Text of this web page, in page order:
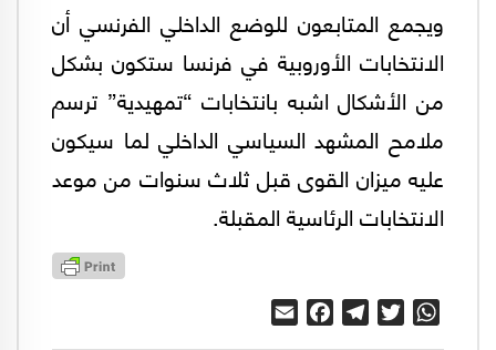
ويجمع المتابعون للوضع الداخلي الفرنسي أن
الانتخابات الأوروبية في فرنسا ستكون بشكل
من الأشكال اشبه بانتخابات “تمهيدية” ترسم
ملامح المشهد السياسي الداخلي لما سيكون
عليه ميزان القوى قبل ثلاث سنوات من موعد
الانتخابات الرئاسية المقبلة.
WhatsApp
Twitter
Telegram
Facebook